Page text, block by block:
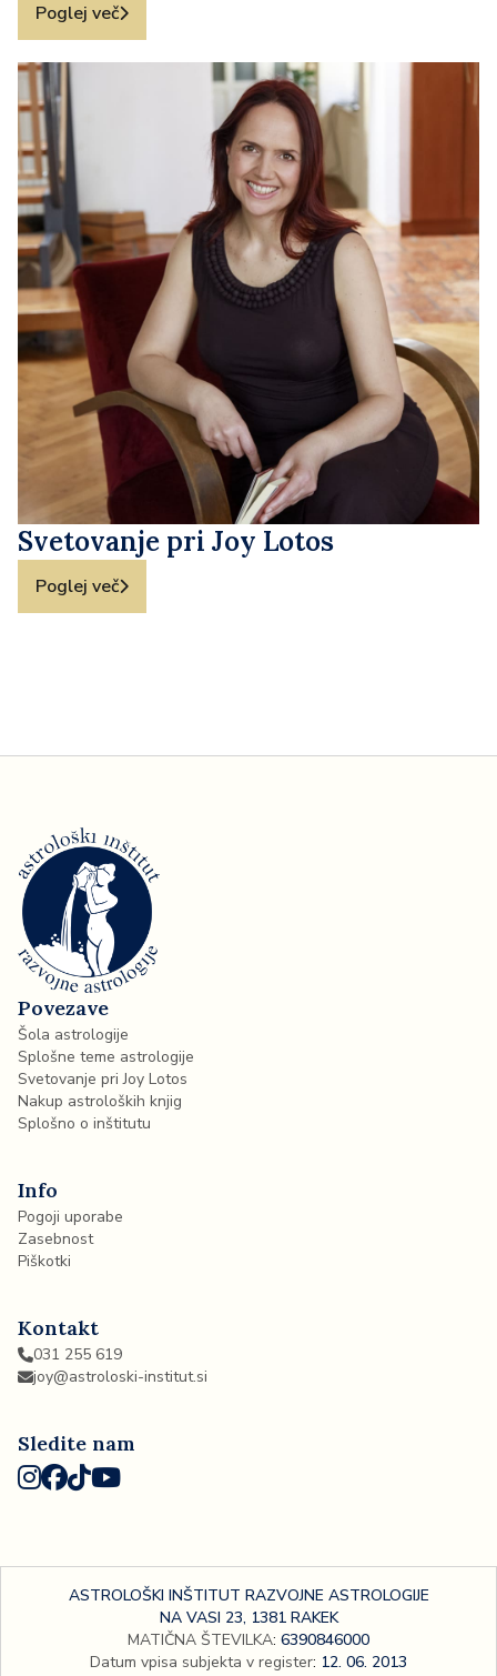
Poglej več
Svetovanje pri Joy Lotos
Poglej več
Povezave
Šola astrologije
Splošne teme astrologije
Svetovanje pri Joy Lotos
Nakup astroloških knjig
Splošno o inštitutu
Info
Pogoji uporabe
Zasebnost
Piškotki
Kontakt
031 255 619
joy@astroloski-institut.si
Sledite nam
ASTROLOŠKI INŠTITUT RAZVOJNE ASTROLOGIJE
NA VASI 23, 1381 RAKEK
MATIČNA ŠTEVILKA: 6390846000
Datum vpisa subjekta v register: 12. 06. 2013